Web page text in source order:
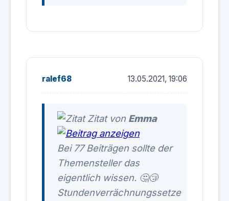
ralef68 13.05.2021, 19:06
Zitat von Emma
Bei 77 Beiträgen sollte der
Themensteller das
eigentlich wissen. 🤔😴
Stundenverrächnungssetze